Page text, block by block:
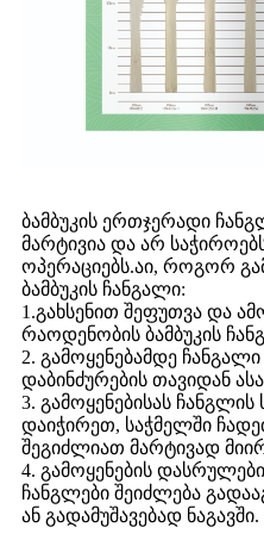
ბამბუკის ერთჯერადი
მარტივია და არ
ოპერაციებს.აი, როგორ
ბამბუკის ჩანგალი:
1.გახსენით შეფუთვა და
რაოდენობის ბამბუკის
2. გამოყენებამდე
დაბინძურების თავიდან
3. გამოყენებისას
დაიჭირეთ, საჭმელში
შეგიძლიათ მარტივად
4. გამოყენების
ჩანგლები შეიძლება
ან გადამუშავებად ნაგავში.